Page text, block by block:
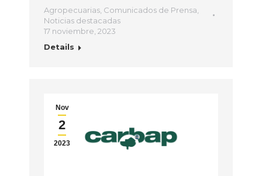
Agropecuarias Comunicados de Prensa
Noticias destacadas
17 noviembre, 2023
Details
Nov
2
2023